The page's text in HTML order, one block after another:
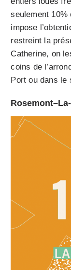
seulement 10%
impose
restreint la
Catherine, on
coins de
Port ou dans le